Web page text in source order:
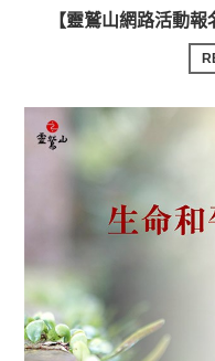
【靈鷲山網路活動